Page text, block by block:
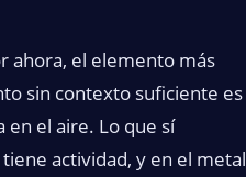
ahora, el elemento más
sin contexto suficiente es
en el aire. Lo que sí
actividad, y en el metal